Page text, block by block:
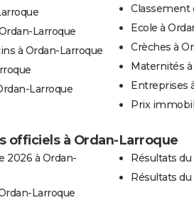
Larroque
à Ordan-Larroque
Larroque
Classement
Ecole à
Crèches à
Maternités
Entreprises
Prix
officiels à Ordan-Larroque
2026 à Ordan-
Larroque
Résultats
Résultats du